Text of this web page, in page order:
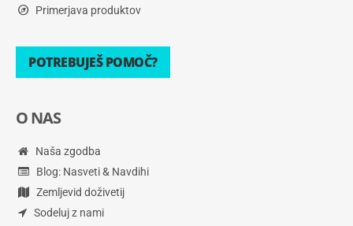
Primerjava produktov
POTREBUJEŠ POMOČ?
O NAS
Naša zgodba
Blog: Nasveti & Navdihi
Zemljevid doživetij
Sodeluj z nami